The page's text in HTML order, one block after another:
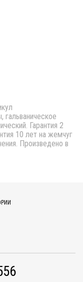
Гарантия 2
10 лет на жемчуг
Произведено в